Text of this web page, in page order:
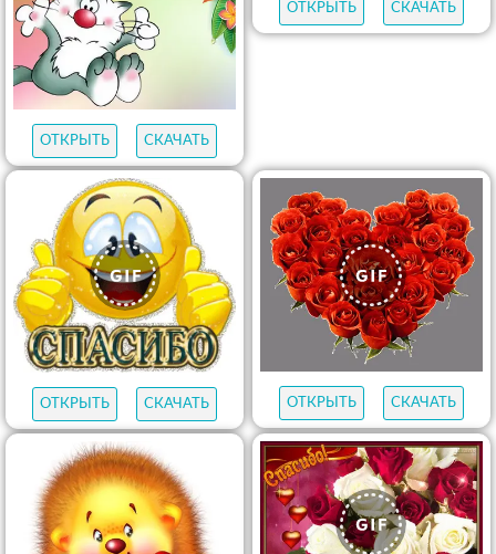
ОТКРЫТЬ СКАЧАТЬ
ОТКРЫТЬ СКАЧАТЬ
ОТКРЫТЬ СКАЧАТЬ ОТКРЫТЬ СКАЧАТЬ